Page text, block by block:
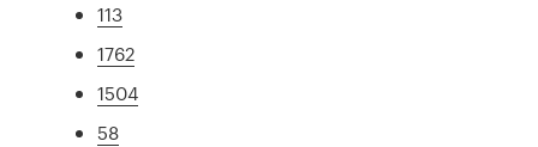
113
1762
1504
58